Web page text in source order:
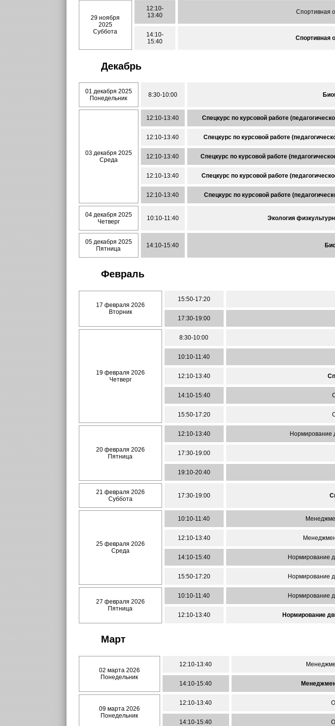
29 ноября
2025
Суббота
12:10-
13:40
Спортивная
14:10-
15:40
Спортивная
Декабрь
01 декабря 2025
Понедельник
8:30-10:00
03 декабря 2025
Среда
12:10-13:40 Спецкурс по курсовой работе
12:10-13:40 Спецкурс по курсовой работе
12:10-13:40 Спецкурс по курсовой работе
12:10-13:40 Спецкурс по курсовой работе
12:10-13:40 Спецкурс по курсовой работе
04 декабря 2025
Четверг
10:10-11:40 Экология
05 декабря 2025
Пятница
14:10-15:40
Февраль
17 февраля 2026
Вторник
15:50-17:20
17:30-19:00
19 февраля 2026
Четверг
8:30-10:00
10:10-11:40
12:10-13:40
14:10-15:40
15:50-17:20
20 февраля 2026
Пятница
12:10-13:40 Нормирование
17:30-19:00
19:10-20:40
21 февраля 2026
Суббота
17:30-19:00
25 февраля 2026
Среда
10:10-11:40
12:10-13:40
14:10-15:40 Нормирование
15:50-17:20 Нормирование
27 февраля 2026
Пятница
10:10-11:40 Нормирование
12:10-13:40 Нормирование
Март
02 марта 2026
Понедельник
12:10-13:40
14:10-15:40
09 марта 2026
Понедельник
12:10-13:40
14:10-15:40